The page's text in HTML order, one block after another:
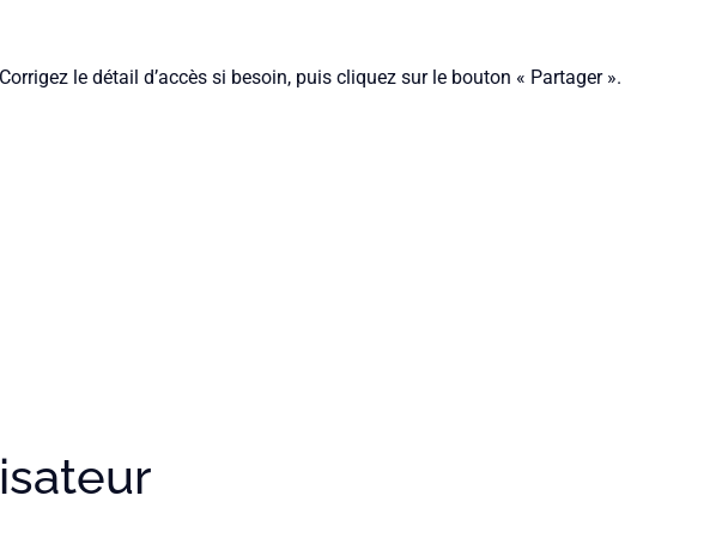
le détail d’accès si besoin, puis cliquez sur le bouton « Partager ».